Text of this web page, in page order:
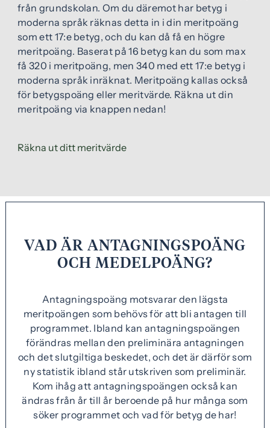
från grundskolan. Om du däremot har betyg i
moderna språk räknas detta in i din meritpoäng
som ett 17:e betyg, och du kan då få en högre
meritpoäng. Baserat på 16 betyg kan du som max
få 320 i meritpoäng, men 340 med ett 17:e betyg i
moderna språk inräknat. Meritpoäng kallas också
för betygspoäng eller meritvärde. Räkna ut din
meritpoäng via knappen nedan!
Räkna ut ditt meritvärde
n
i
n
t
f
ö
n
s
t
e
r
)
VAD ÄR ANTAGNINGSPOÄNG
OCH MEDELPOÄNG?
Antagningspoäng motsvarar den lägsta
meritpoängen som behövs för att bli antagen till
programmet. Ibland kan antagningspoängen
förändras mellan den preliminära antagningen
och det slutgiltiga beskedet, och det är därför som
ny statistik ibland står utskriven som preliminär.
Kom ihåg att antagningspoängen också kan
ändras från år till år beroende på hur många som
söker programmet och vad för betyg de har!